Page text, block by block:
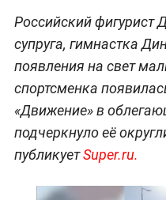
Российский фигурист
супруга, гимнастка
появления на свет
спортсменка
«Движение» в
подчеркнуло её
публикуетSuper.ru.